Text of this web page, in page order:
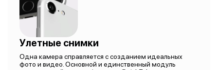
Улетные снимки
Одна камера справляется с созданием идеальных
фото и видео. Основной и единственный модуль